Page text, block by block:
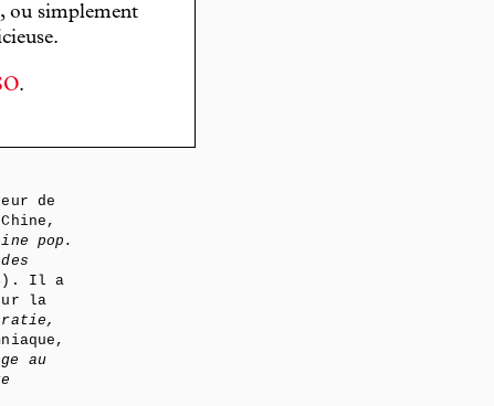
ou simplement
.
de
pop.
Il a
la
au